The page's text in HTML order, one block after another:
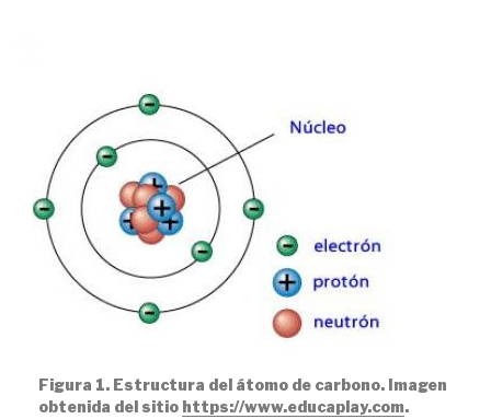
Figura 1. Estructura del átomo de carbono. Imagen
obtenida del sitio https://www.educaplay.com.